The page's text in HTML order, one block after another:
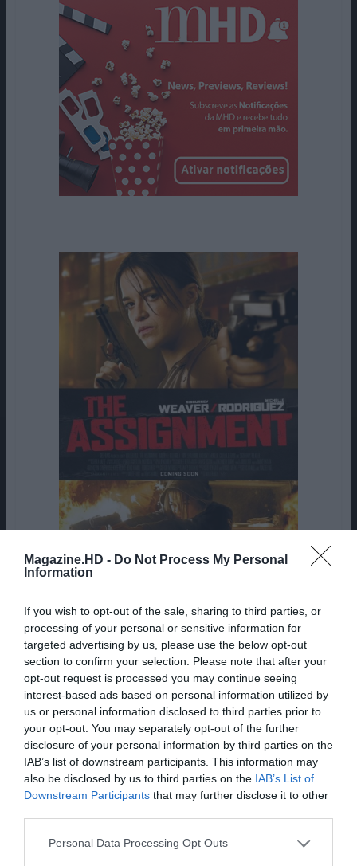
Magazine.HD - Do Not Process My Personal
Information
If you wish to opt-out of the sale, sharing to third parties, or
processing of your personal or sensitive information for
targeted advertising by us, please use the below opt-out
section to confirm your selection. Please note that after your
opt-out request is processed you may continue seeing
interest-based ads based on personal information utilized by
us or personal information disclosed to third parties prior to
your opt-out. You may separately opt-out of the further
disclosure of your personal information by third parties on the
IAB’s list of downstream participants. This information may
also be disclosed by us to third parties on the IAB’s List of
Downstream Participants that may further disclose it to other
Personal Data Processing Opt Outs
Apenas a negrura da barra divisória consegue
atenuar a violenta banalidade deste poster
genérico.